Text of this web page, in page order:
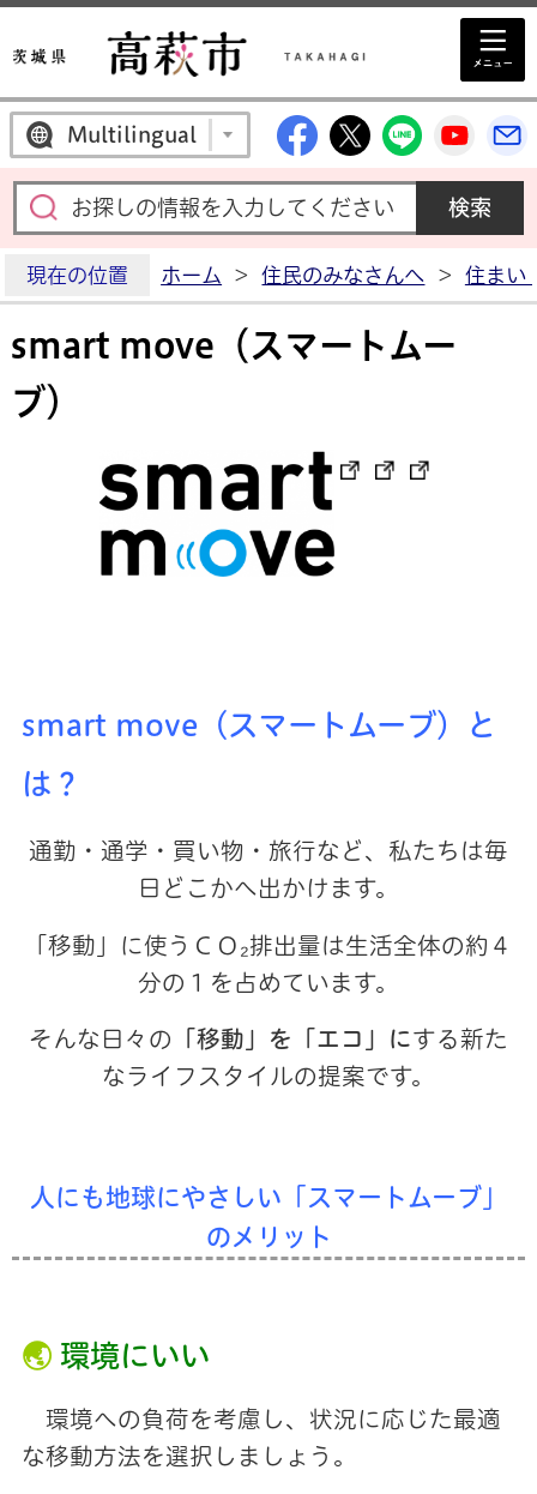
Multilingual 高萩市公式
高萩市公式X
高萩市
高
現在の位置 ホーム > 住民のみなさんへ > 住まい
smart move（スマートムー
ブ）
smart move（スマートムーブ）と
は？
通勤・通学・買い物・旅行など、私たちは毎
日どこかへ出かけます。
「移動」に使うＣＯ₂排出量は生活全体の約４
分の１を占めています。
そんな日々の 「移動」を「エコ」にする新た
なライフスタイルの提案です。
人にも地球にやさしい「スマートムーブ」
のメリット
🌏 環境にいい
環境への負荷を考慮し、状況に応じた最適
な移動方法を選択しましょう。